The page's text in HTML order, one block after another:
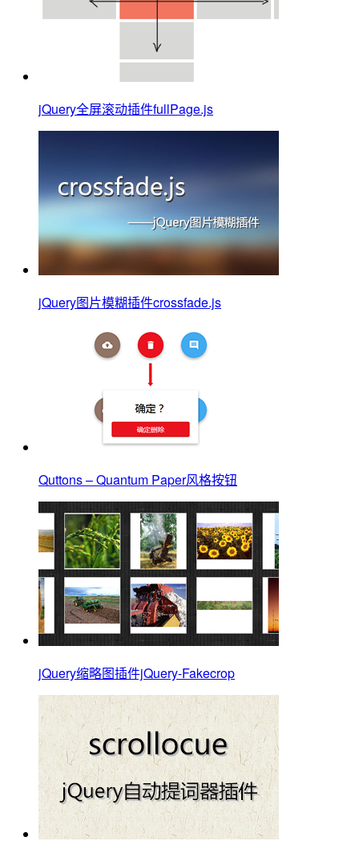
jQuery全屏滚动插件fullPage.js
jQuery图片模糊插件crossfade.js
Quttons – Quantum Paper风格按钮
jQuery缩略图插件jQuery-Fakecrop